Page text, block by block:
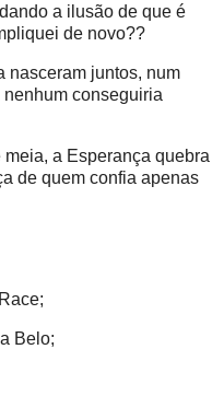
a ilusão de que é
de novo??
nasceram juntos, num
nenhum conseguiria
meia, a Esperança quebra
de quem confia apenas
Belo;